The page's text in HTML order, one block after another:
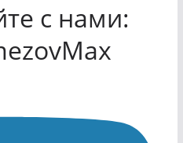
с нами: